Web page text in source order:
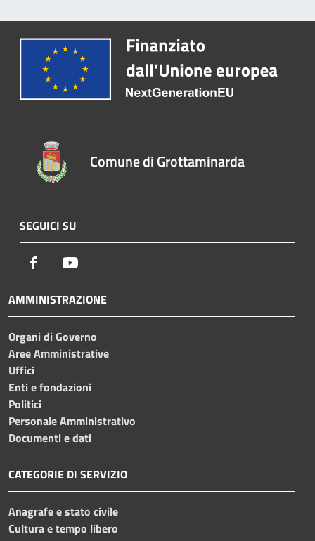
Comune di Grottaminarda
SEGUICI SU
Facebook
AMMINISTRAZIONE
Organi di Governo
Aree Amministrative
Uffici
Enti e fondazioni
Politici
Personale Amministrativo
Documenti e dati
CATEGORIE DI SERVIZIO
Anagrafe e stato civile
Cultura e tempo libero